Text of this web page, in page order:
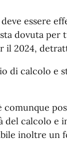
deve essere
dovuta per
il 2024,
di calcolo e
comunque
del calcolo
inoltre un